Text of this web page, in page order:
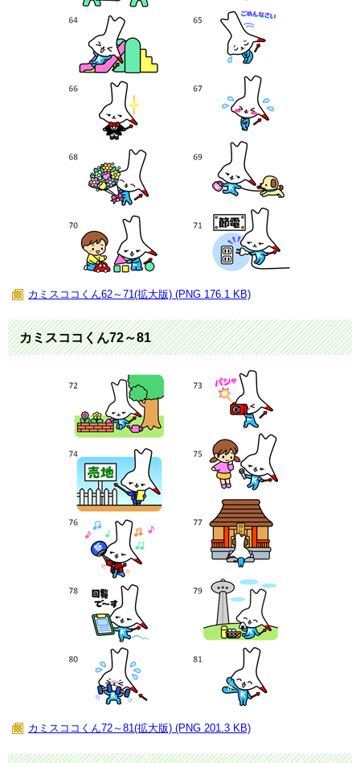
カミスココくん62～71(拡大版) (PNG 176.1 KB)
カミスココくん72～81
カミスココくん72～81(拡大版) (PNG 201.3 KB)